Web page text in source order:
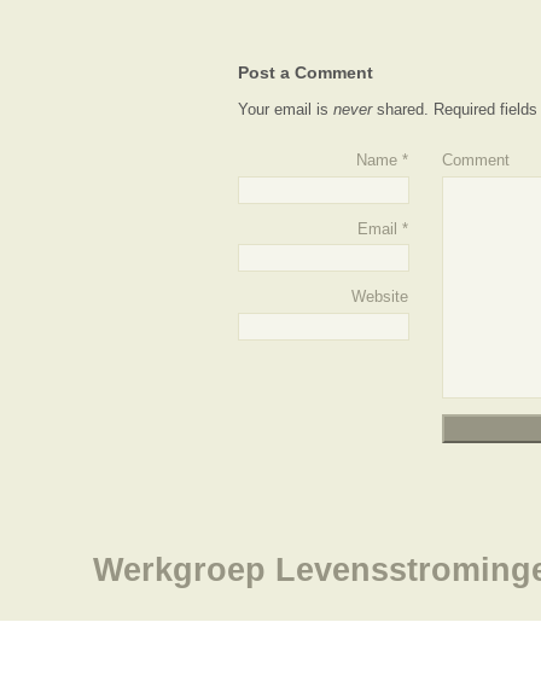
Post a Comment
Your email isnevershared. Required
Name *
Email *
Website
Comment
Werkgroep